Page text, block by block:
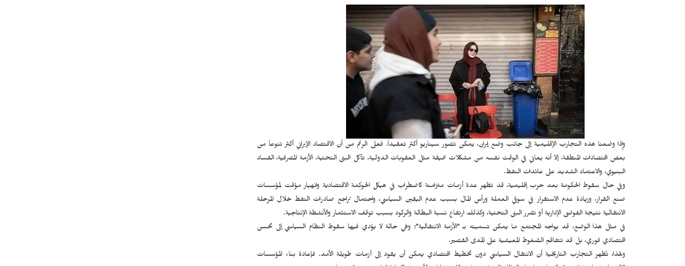
وإذا وضعنا هذه التجارب الإقليمية إلى جانب وضع إيران، يمكن تصور سيناريو أكثر تعقيداً. فعلى الرغم من أن الاقتصاد الإيراني أكثر تنوعاً من
بعض اقتصادات المنطقة، إلا أنه يعاني في الوقت نفسه من مشكلات عميقة مثل العقوبات الدولية، تآكل البنى التحتية، الأزمة المصرفية، الفساد
البنيوي، والاعتماد الشديد على عائدات النفط.
وفي حال سقوط الحكومة بعد حرب إقليمية، قد تظهر عدة أزمات متزامنة كاضطراب في هيكل الحوكمة الاقتصادية وانهيار مؤقت لمؤسسات
صنع القرار، وزيادة عدم الاستقرار في سوقي العملة ورأس المال بسبب عدم اليقين السياسي، واحتمال تراجع صادرات النفط خلال المرحلة
الانتقالية نتيجة الفوضى الإدارية أو تضرر البنى التحتية، وكذلك ارتفاع نسبة البطالة والركود بسبب توقف الاستثمار والأنشطة الإنتاجية.
في مثل هذا الوضع، قد يواجه المجتمع ما يمكن تسميته بـ "الأزمة الانتقالية"؛ وهي حالة لا يؤدي فيها سقوط النظام السياسي إلى تحسن
اقتصادي فوري، بل قد تتفاقم الضغوط المعيشية على المدى القصير.
ولهذا، تُظهر التجارب التاريخية أن الانتقال السياسي دون تخطيط اقتصادي يمكن أن يقود إلى أزمات طويلة الأمد. فإعادة بناء المؤسسات